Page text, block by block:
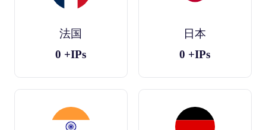
法国
0 +IPs
日本
0 +IPs